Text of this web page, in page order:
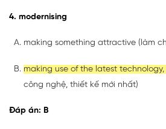
4. modernising
making something attractive (làm
making use of the latest
công nghệ, thiết kế mới nhất)
Đáp án: B